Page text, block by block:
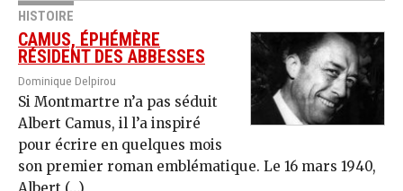
HISTOIRE
CAMUS, ÉPHÉMÈRE
RÉSIDENT DES ABBESSES
Dominique Delpirou
Si Montmartre n’a pas séduit
Albert Camus, il l’a inspiré
pour écrire en quelques mois
son premier roman emblématique. Le 16 mars 1940,